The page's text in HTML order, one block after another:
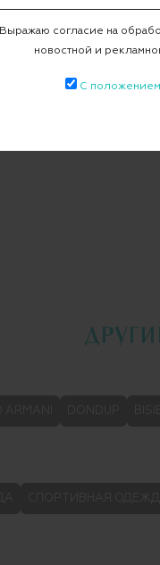
Выражаю согласие на
новостной и
С положением